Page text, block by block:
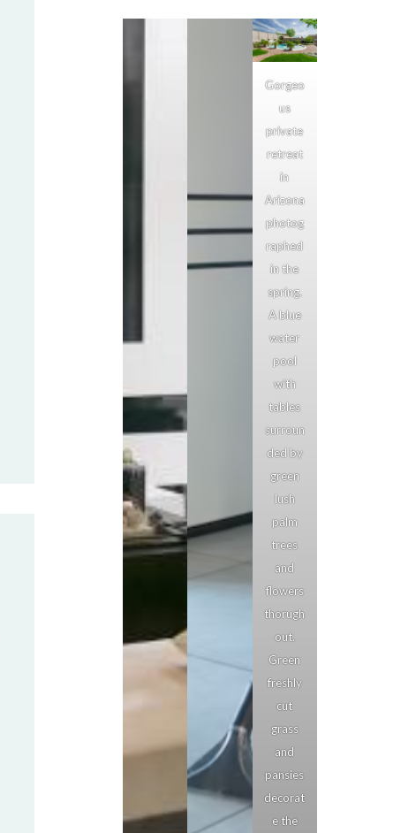
Gorgeo
us
private
retreat
in
Arizona
photog
raphed
in the
spring.
A blue
water
pool
with
tables
surroun
ded by
green
lush
palm
trees
and
flowers
thorugh
out.
Green
freshly
cut
grass
and
pansies
decorat
e the